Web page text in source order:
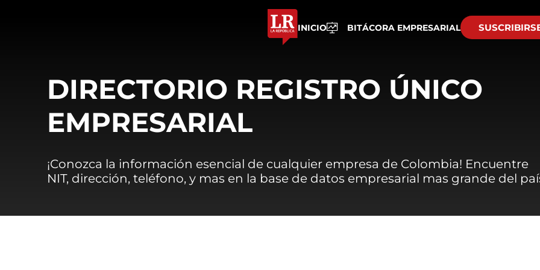
INICIO BITÁCORA EMPRESARIAL
DIRECTORIO REGISTRO ÚNICO
EMPRESARIAL
¡Conozca la información esencial de cualquier empresa de Colombia! Encuentre
NIT, dirección, teléfono, y mas en la base de datos empresarial mas grande del